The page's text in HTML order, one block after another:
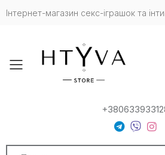
Інтернет-магазин cекс-іграшок та
Toggle mobile menu
Search